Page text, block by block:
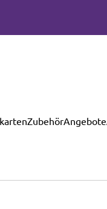
ZubehörAngebote